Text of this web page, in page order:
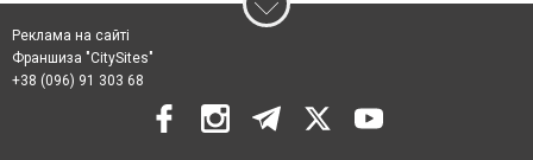
Реклама на сайті
Франшиза "CitySites"
+38 (096) 91 303 68